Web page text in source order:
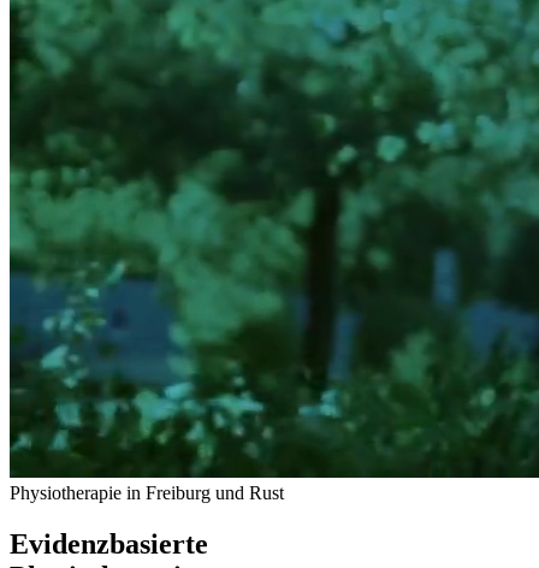
Physiotherapie in Freiburg und Rust
Evidenzbasierte